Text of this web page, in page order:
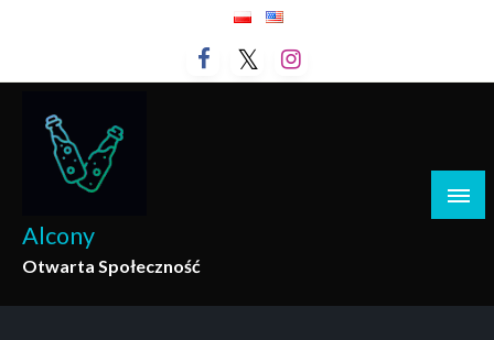
Alcony
Otwarta Społeczność